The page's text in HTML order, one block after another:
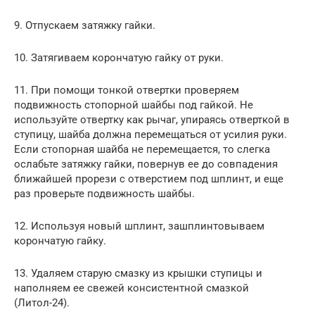
9. Отпускаем затяжку гайки.
10. Затягиваем корончатую гайку от руки.
11. При помощи тонкой отвертки проверяем
подвижность стопорной шайбы под гайкой. Не
используйте отвертку как рычаг, упираясь отверткой в
ступицу, шайба должна перемещаться от усилия руки.
Если стопорная шайба не перемещается, то слегка
ослабьте затяжку гайки, повернув ее до совпадения
ближайшей прорези с отверстием под шплинт, и еще
раз проверьте подвижность шайбы.
12. Используя новый шплинт, зашплинтовываем
корончатую гайку.
13. Удаляем старую смазку из крышки ступицы и
наполняем ее свежей консистентной смазкой
(Литол-24).